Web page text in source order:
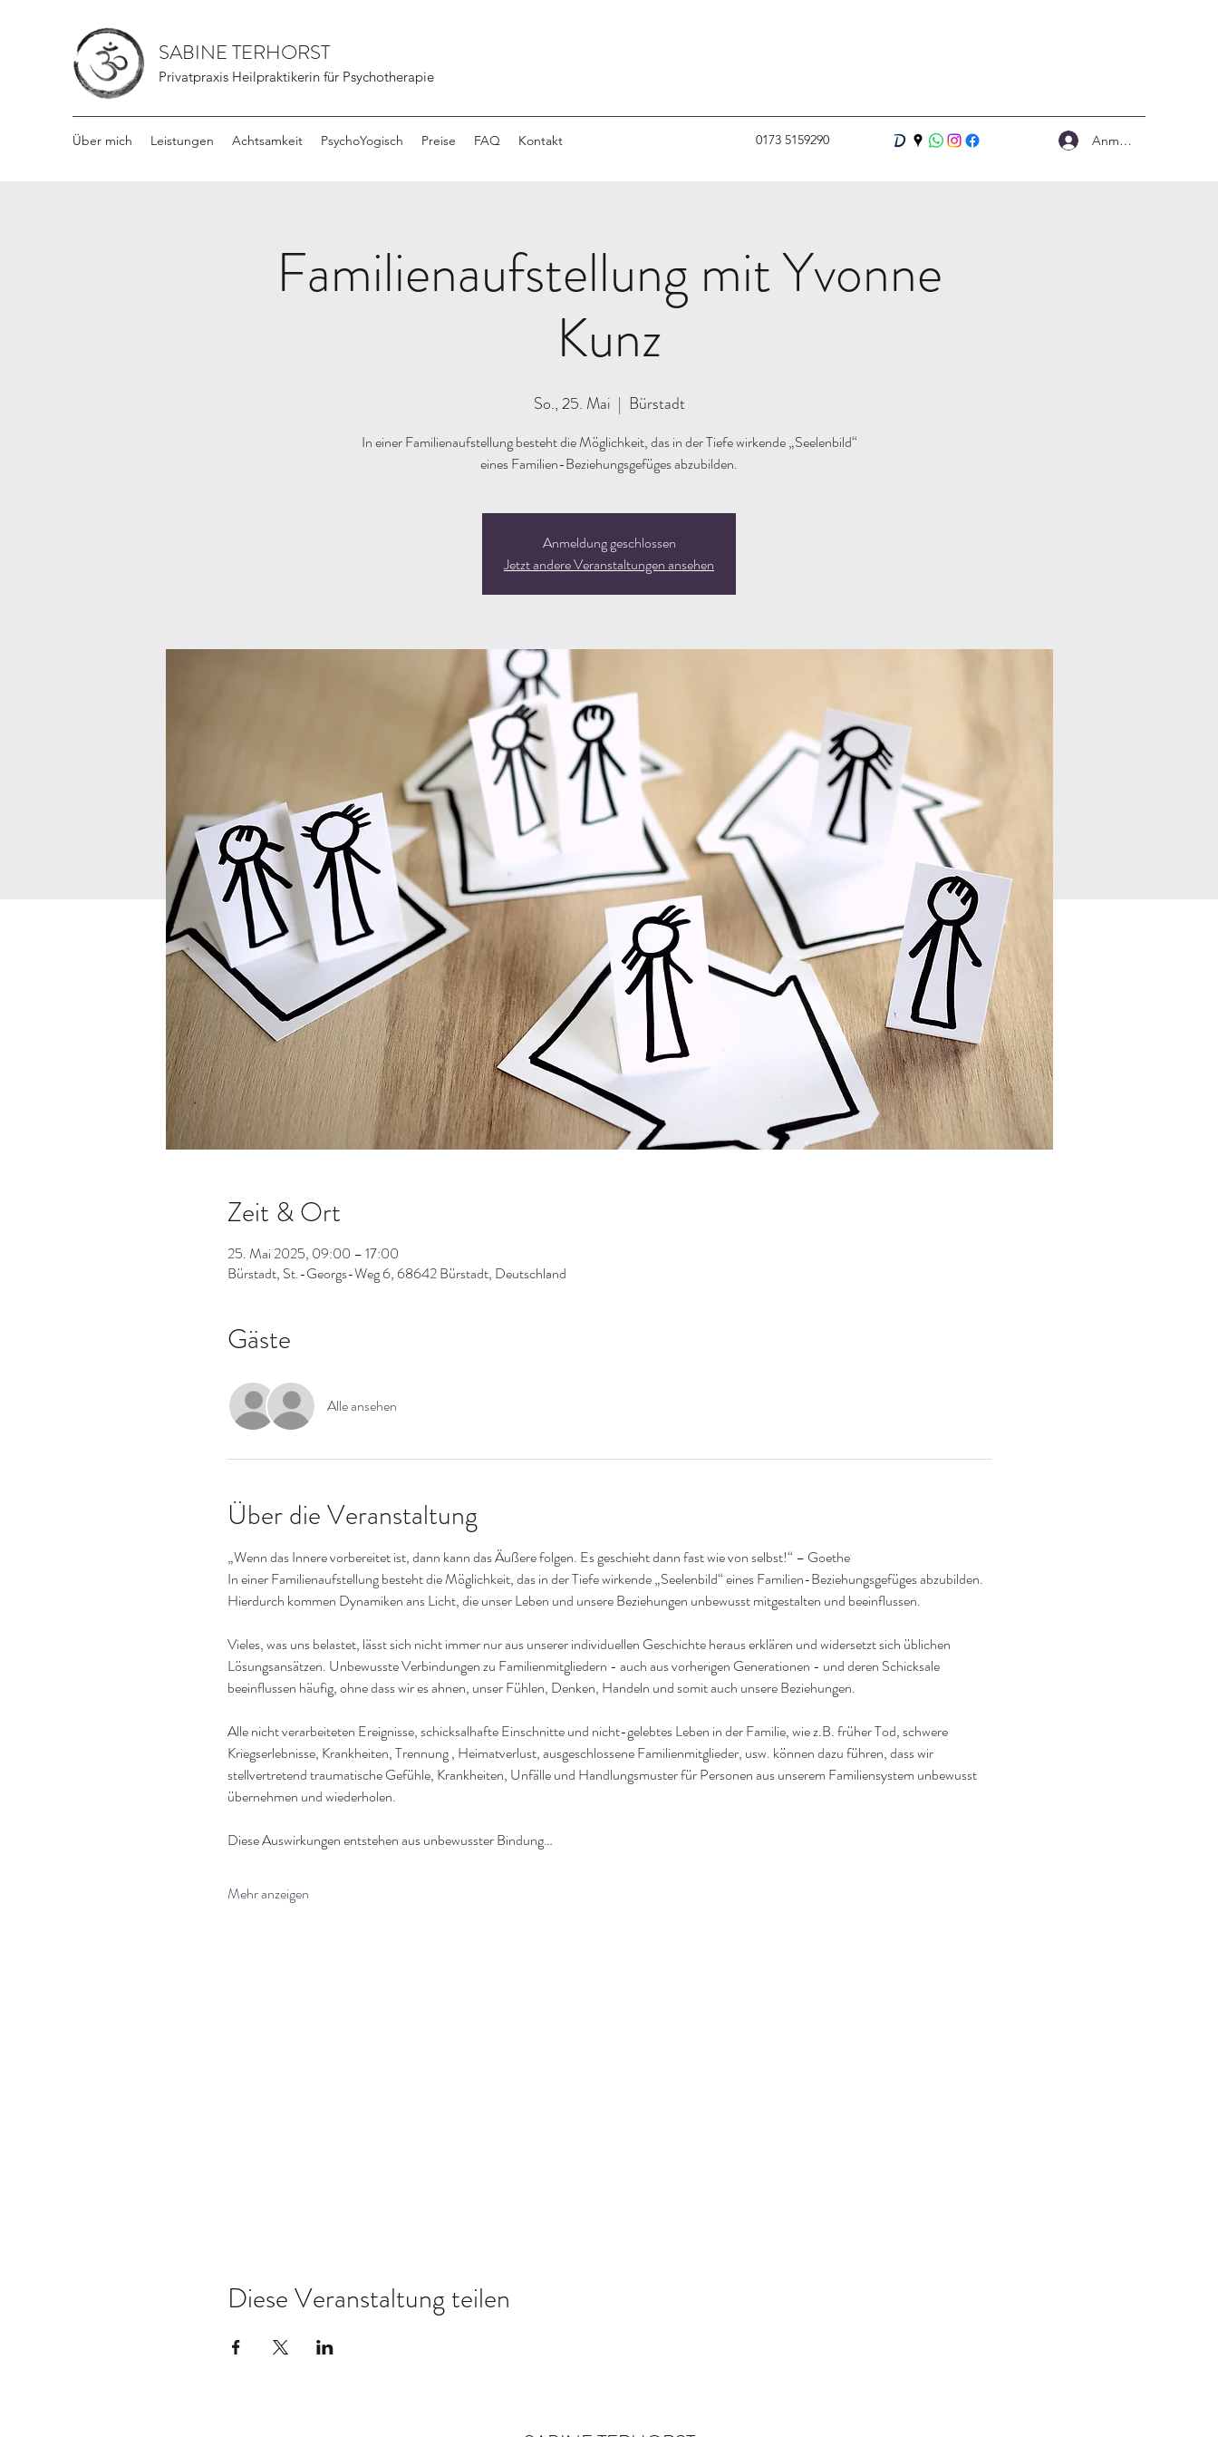
SABINE TERHORST
Privatpraxis Heilpraktikerin für Psychotherapie
Über mich Leistungen Achtsamkeit PsychoYogisch Preise FAQ Kontakt 0173 5159290 Anmelden
Familienaufstellung mit Yvonne
Kunz
So., 25. Mai
  |
Bürstadt
In einer Familienaufstellung besteht die Möglichkeit, das in der Tiefe wirkende „Seelenbild“
eines Familien-Beziehungsgefüges abzubilden.
Anmeldung geschlossen
Jetzt andere Veranstaltungen ansehen
Zeit & Ort
25. Mai 2025, 09:00 – 17:00
Bürstadt, St.-Georgs-Weg 6, 68642 Bürstadt, Deutschland
Gäste
Alle ansehen
Über die Veranstaltung
„Wenn das Innere vorbereitet ist, dann kann das Äußere folgen. Es geschieht dann fast wie von selbst!“ – Goethe
In einer Familienaufstellung besteht die Möglichkeit, das in der Tiefe wirkende „Seelenbild“ eines Familien-Beziehungsgefüges abzubilden.
Hierdurch kommen Dynamiken ans Licht, die unser Leben und unsere Beziehungen unbewusst mitgestalten und beeinflussen.
Vieles, was uns belastet, lässt sich nicht immer nur aus unserer individuellen Geschichte heraus erklären und widersetzt sich üblichen
Lösungsansätzen. Unbewusste Verbindungen zu Familienmitgliedern - auch aus vorherigen Generationen - und deren Schicksale
beeinflussen häufig, ohne dass wir es ahnen, unser Fühlen, Denken, Handeln und somit auch unsere Beziehungen.
Alle nicht verarbeiteten Ereignisse, schicksalhafte Einschnitte und nicht-gelebtes Leben in der Familie, wie z.B. früher Tod, schwere
Kriegserlebnisse, Krankheiten, Trennung , Heimatverlust, ausgeschlossene Familienmitglieder, usw. können dazu führen, dass wir
stellvertretend traumatische Gefühle, Krankheiten, Unfälle und Handlungsmuster für Personen aus unserem Familiensystem unbewusst
übernehmen und wiederholen.
Diese Auswirkungen entstehen aus unbewusster Bindung…
Mehr anzeigen
Diese Veranstaltung teilen